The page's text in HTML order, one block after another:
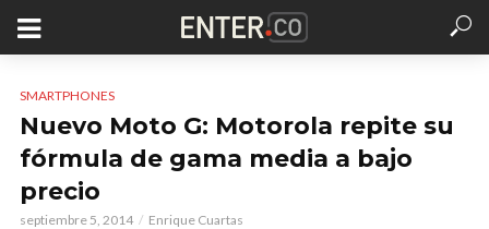
SMARTPHONES
Nuevo Moto G: Motorola repite su
fórmula de gama media a bajo
precio
septiembre 5, 2014 Enrique Cuartas